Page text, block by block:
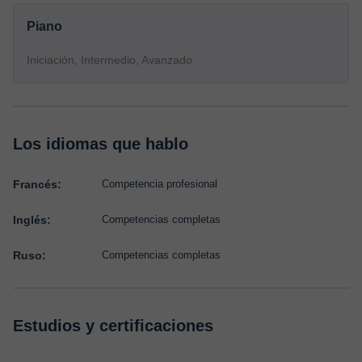
Piano
Iniciación, Intermedio, Avanzado
Los idiomas que hablo
Francés: Competencia profesional
Inglés: Competencias completas
Ruso: Competencias completas
Estudios y certificaciones